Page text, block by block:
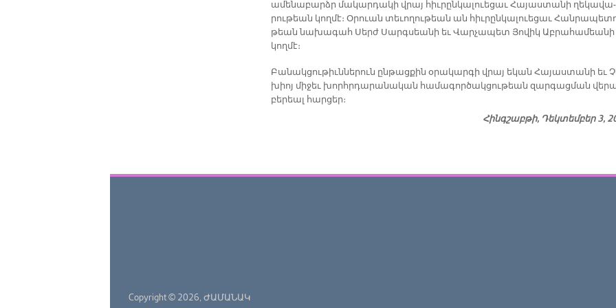
ա­մե­նա­բարձր մա­կար­դա­կի վրայ հիւ­րըն­կա­լուե­ցաւ Հա­յաս­տա­նի ղե­կա­վա­
րու­թեան կող­մէ։ Օ­րուան տե­ւո­ղու­թեան ան հիւ­րըն­կա­լուե­ցաւ
թեան նա­խա­գահ Սերժ Սարգ­սեա­նի եւ Վար­չա­պետ Յո­վիկ Աբ­րա­հա­մեա­նի
կող­մէ։
Բա­նակ­ցու­թիւն­նե­րուն ըն­թաց­քին օ­րա­կար­գի վրայ ե­կան Հա­յաս­տա­նի եւ
խիոյ մի­ջեւ խորհր­դա­րա­նա­կան հա­մա­գոր­ծակ­ցու­թեան զար­գաց­ման
բե­րեալ հար­ցեր։
Հինգշաբթի, Դեկտեմբեր 3,